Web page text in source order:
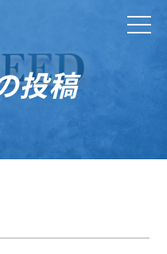
投稿